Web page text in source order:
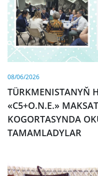
08/06/2026
TÜRKMENISTANYŇ
«C5+O.N.E.»
KOGORTASYNDA
TAMAMLADYLAR